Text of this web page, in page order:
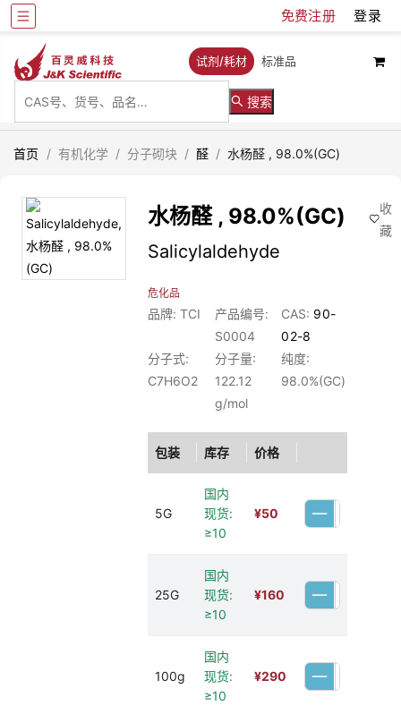
免费注册 登录
试剂/耗材 标准品
搜索
首页 / 有机化学 / 分子砌块 / 醛 / 水杨醛 , 98.0%(GC)
水杨醛 , 98.0%(GC)
Salicylaldehyde
危化品
品牌: TCI
产品编号:
S0004
CAS: 90-
02-8
分子式:
C7H6O2
分子量:
122.12
g/mol
纯度:
98.0%(GC)
包装 库存 价格
5G
国内
现货:
≥10
¥50
25G
国内
现货:
≥10
¥160
100g
国内
现货:
≥10
¥290
收
藏